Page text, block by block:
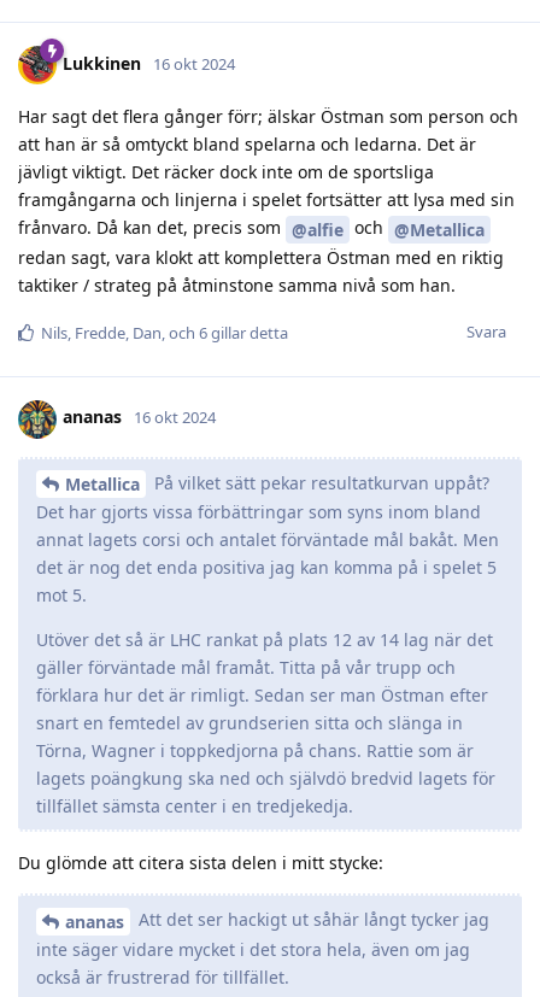
Lukkinen 16 okt 2024
Har sagt det flera gånger förr; älskar Östman som person och
att han är så omtyckt bland spelarna och ledarna. Det är
jävligt viktigt. Det räcker dock inte om de sportsliga
framgångarna och linjerna i spelet fortsätter att lysa med sin
frånvaro. Då kan det, precis som @alfie och @Metallica
redan sagt, vara klokt att komplettera Östman med en riktig
taktiker / strateg på åtminstone samma nivå som han.
Svara
Nils, Fredde, Dan, och 6gillar detta
ananas 16 okt 2024
Metallica
På vilket sätt pekar resultatkurvan uppåt?
Det har gjorts vissa förbättringar som syns inom bland
annat lagets corsi och antalet förväntade mål bakåt. Men
det är nog det enda positiva jag kan komma på i spelet 5
mot 5.
Utöver det så är LHC rankat på plats 12 av 14 lag när det
gäller förväntade mål framåt. Titta på vår trupp och
förklara hur det är rimligt. Sedan ser man Östman efter
snart en femtedel av grundserien sitta och slänga in
Törna, Wagner i toppkedjorna på chans. Rattie som är
lagets poängkung ska ned och självdö bredvid lagets för
tillfället sämsta center i en tredjekedja.
Du glömde att citera sista delen i mitt stycke:
ananas
Att det ser hackigt ut såhär långt tycker jag
inte säger vidare mycket i det stora hela, även om jag
också är frustrerad för tillfället.